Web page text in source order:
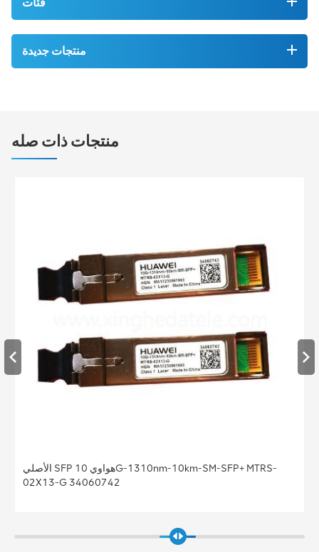
منتجات جديدة
منتجات ذات صله
الأصلي SFP هواوي 10G-1310nm-10km-SM-SFP+ MTRS-
02X13-G 34060742